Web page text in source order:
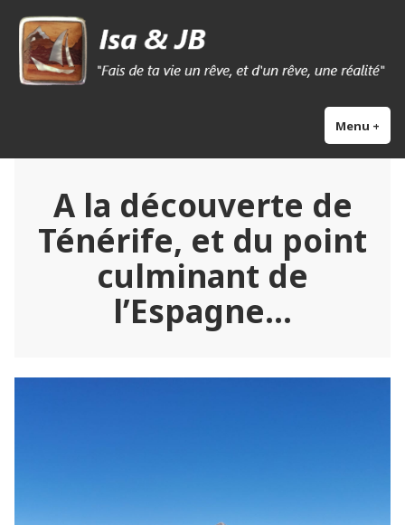
Skip
content
Isa & Jb blog
Menu +
A la découverte de
Ténérife, et du point
culminant de
l’Espagne…